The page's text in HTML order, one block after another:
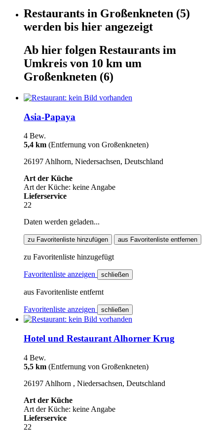
Restaurants in Großenkneten (5)
werden bis hier angezeigt
Ab hier folgen Restaurants im
Umkreis von 10 km um
Großenkneten (6)
Asia-Papaya
4 Bew.
5,4 km (Entfernung von Großenkneten)
26197 Ahlhorn, Niedersachsen, Deutschland
Art der Küche
Art der Küche: keine Angabe
Lieferservice
22
Daten werden geladen...
zu Favoritenliste hinzufügen aus Favoritenliste entfernen
zu Favoritenliste hinzugefügt
Favoritenliste anzeigen schließen
aus Favoritenliste entfernt
Favoritenliste anzeigen schließen
Hotel und Restaurant Alhorner Krug
4 Bew.
5,5 km (Entfernung von Großenkneten)
26197 Ahlhorn , Niedersachsen, Deutschland
Art der Küche
Art der Küche: keine Angabe
Lieferservice
22